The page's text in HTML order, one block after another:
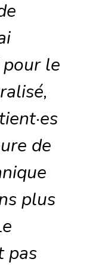
le
de
plus
pas